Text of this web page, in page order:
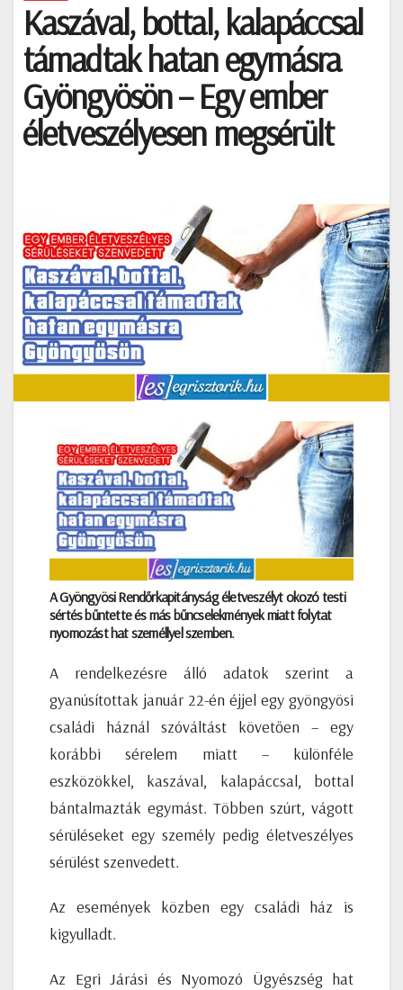
Kaszával, bottal, kalapáccsal
támadtak hatan egymásra
Gyöngyösön – Egy ember
életveszélyesen megsérült
A Gyöngyösi Rendőrkapitányság életveszélyt okozó testi
sértés bűntette és más bűncselekmények miatt folytat
nyomozást hat személlyel szemben.
A rendelkezésre álló adatok szerint a
gyanúsítottak január 22-én éjjel egy gyöngyösi
családi háznál szóváltást követően – egy
korábbi sérelem miatt – különféle
eszközökkel, kaszával, kalapáccsal, bottal
bántalmazták egymást. Többen szúrt, vágott
sérüléseket egy személy pedig életveszélyes
sérülést szenvedett.
Az események közben egy családi ház is
kigyulladt.
Az Egri Járási és Nyomozó Ügyészség hat